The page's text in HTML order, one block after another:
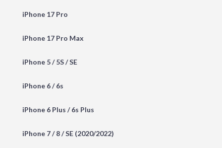
iPhone 17 Pro
iPhone 17 Pro Max
iPhone 5 / 5S / SE
iPhone 6 / 6s
iPhone 6 Plus / 6s Plus
iPhone 7 / 8 / SE (2020/2022)